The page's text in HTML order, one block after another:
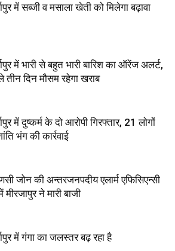
में सब्जी व मसाला खेती को मिलेगा बढ़ावा
में भारी से बहुत भारी बारिश का ऑरेंज अलर्ट,
दिन मौसम रहेगा खराब
में दुष्कर्म के दो आरोपी गिरफ्तार, 21 लोगों
भंग की कार्रवाई
जोन की अन्तरजनपदीय एलार्म एफिसिएन्सी
मीरजापुर ने मारी बाजी
में गंगा का जलस्तर बढ़ रहा है